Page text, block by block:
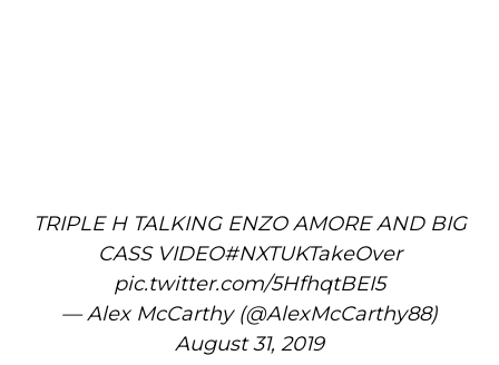
TRIPLE H TALKING ENZO AMORE AND BIG
CASS VIDEO#NXTUKTakeOver
pic.twitter.com/5HfhqtBEI5
— Alex McCarthy (@AlexMcCarthy88)
August 31, 2019